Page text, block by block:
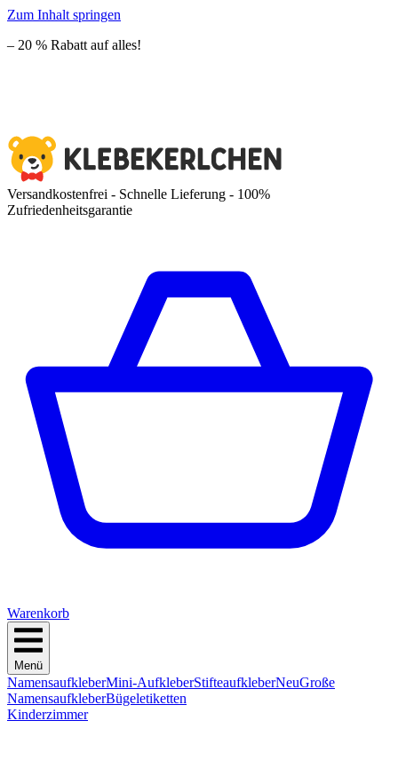
Zum Inhalt springen
– 20 % Rabatt auf alles!
Versandkostenfrei - Schnelle Lieferung - 100%
Zufriedenheitsgarantie
Warenkorb
Menü
NamensaufkleberMini-AufkleberStifteaufkleberNeuGroße
NamensaufkleberBügeletiketten
Kinderzimmer